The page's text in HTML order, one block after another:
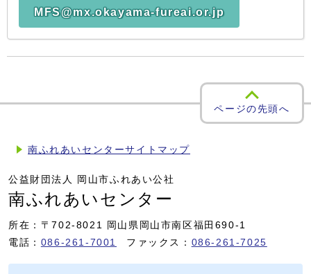
MFS@mx.okayama-fureai.or.jp
ページの先頭へ
南ふれあいセンターサイトマップ
公益財団法人 岡山市ふれあい公社
南ふれあいセンター
所在：〒702-8021 岡山県岡山市南区福田690-1
電話： 086-261-7001 ファックス： 086-261-7025